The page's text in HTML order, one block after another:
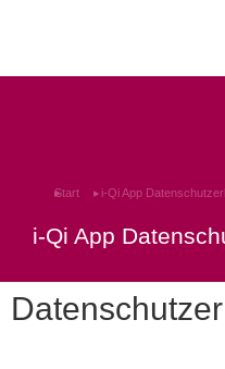
Sie befinden sich hier:
Start i-Qi App
i-Qi App